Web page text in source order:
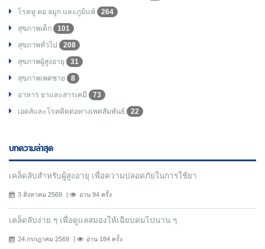
โรคหู คอ จมูก และภูมิแพ้
264
สุขภาพเด็ก
101
สุขภาพทั่วไป
208
สุขภาพผู้สูงอายุ
31
สุขภาพเพศชาย
8
อาหาร ยาและสารเคมี
73
เอดส์และโรคติดต่อทางเพศสัมพันธ์
22
บทความล่าสุด
เคล็ดลับสำหรับผู้สูงอายุ เพื่อความปลอดภัยในการใช้ยา
3 สิงหาคม 2569 อ่าน 94 ครั้ง
เคล็ดลับง่าย ๆ เพื่อดูแลสมองให้เฉียบคมไปนาน ๆ
24 กรกฎาคม 2569 อ่าน 184 ครั้ง